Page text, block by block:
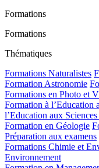
Formations
Formations
Thématiques
Formations Naturalistes
Formation Astronomie
Formations en Photo et
Formation à l’Education
l’Education aux
Formation en Géologie
Préparation aux examens
Formations Chimie et
Environnement